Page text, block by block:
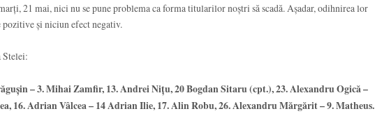
21 mai, nici nu se pune problema ca forma titularilor noștri să scadă. Așadar, odihnirea lor
pozitive și niciun efect negativ.
Stelei:
– 3. Mihai Zamfir, 13. Andrei Nițu, 20 Bogdan Sitaru (cpt.), 23. Alexandru Ogică –
16. Adrian Vâlcea – 14 Adrian Ilie, 17. Alin Robu, 26. Alexandru Mărgărit – 9. Matheus.